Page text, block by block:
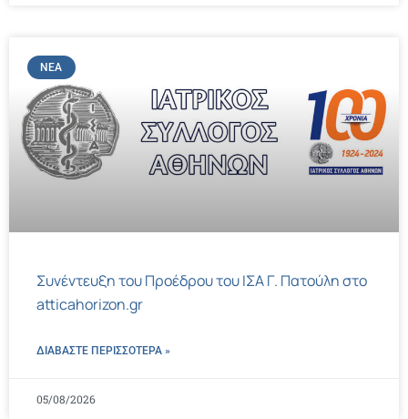
ΝΈΑ
Συνέντευξη του Προέδρου του ΙΣΑ Γ. Πατούλη στο
atticahorizon.gr
ΔΙΑΒΑΣΤΕ ΠΕΡΙΣΣΌΤΕΡΑ »
05/08/2026